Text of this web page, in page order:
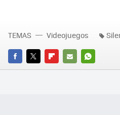
FACEBOOK
TWITTERFLIPBOARD
E-
WHATSAPP
TEMAS Videojuegos